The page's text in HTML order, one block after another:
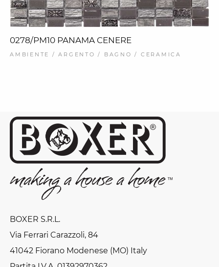
0278/PM10 PANAMA CENERE
AMBIENTE / ARGENTO / BAGNO / CERAMICA
BOXER S.R.L.
Via Ferrari Carazzoli, 84
41042 Fiorano Modenese (MO) Italy